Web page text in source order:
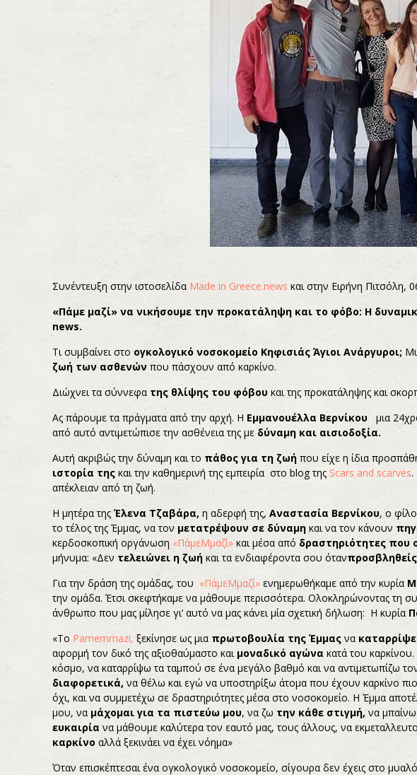
Συνέντευξη στην ιστοσελίδα Made in Greece.news και στην Ειρήνη Πιτσόλη,
«Πάμε μαζί» να νικήσουμε την προκατάληψη και το φόβο: Η
news.
Τι συμβαίνει στο ογκολογικό νοσοκομείο Κηφισιάς Άγιοι Ανάργυροι;
ζωή των ασθενών που πάσχουν από καρκίνο.
Διώχνει τα σύννεφα της θλίψης του φόβου και της προκατάληψης και
Ας πάρουμε τα πράγματα από την αρχή. Η Εμμανουέλλα Βερνίκου μια
από αυτό αντιμετώπισε την ασθένεια της με δύναμη και αισιοδοξία.
Αυτή ακριβώς την δύναμη και το πάθος για τη ζωή που είχε η ίδια
ιστορία της και την καθημερινή της εμπειρία στο blog της Scars and scarves.
απέκλειαν από τη ζωή.
Η μητέρα τηςΈλενα Τζαβάρα, η αδερφή της,Αναστασία Βερνίκου, ο
το τέλος της Έμμας, να τον μετατρέψουν σε δύναμηκαι να τον κάνουν
κερδοσκοπική οργάνωση «ΠάμεΜμαζί» και μέσα από δραστηριότητες που
μήνυμα: «Δεν τελειώνει η ζωή και τα ενδιαφέροντα σου όταν
Για την δράση της ομάδας, του «ΠάμεΜμαζί» ενημερωθήκαμε από την κυρία
την ομάδα. Έτσι σκεφτήκαμε να μάθουμε περισσότερα. Ολοκληρώνοντας τη
άνθρωπο που μας μίλησε γι’ αυτό να μας κάνει μία σχετική δήλωση: Η κυρία
«Το Pamemmazi, ξεκίνησε ως μια πρωτοβουλία της Έμμας να
αφορμή τον δικό της αξιοθαύμαστο και μοναδικό αγώνακατά του
κόσμο, να καταρρίψω τα ταμπού σε ένα μεγάλο βαθμό και να αντιμετωπίζω
διαφορετικά, να θέλω και εγώ να υποστηρίξω άτομα που έχουν καρκίνο
όχι, και να συμμετέχω σε δραστηριότητες μέσα στο νοσοκομείο. Η Έμμα
μου, να μάχομαι για τα πιστεύω μου, να ζω την κάθε στιγμή, να
ευκαιρία να μάθουμε καλύτερα τον εαυτό μας, τους άλλους, να
καρκίνοαλλά ξεκινάει να έχει νόημα»
Όταν επισκέπτεσαι ένα ογκολογικό νοσοκομείο, σίγουρα δεν έχεις στο